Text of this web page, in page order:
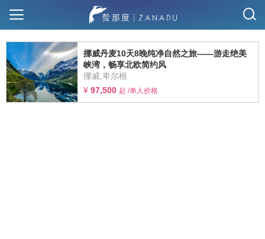
挪威丹麦10天8晚纯净自然之旅——游走绝美
峡湾，畅享北欧简约风
挪威,卑尔根
¥ 97,500 起 /单人价格